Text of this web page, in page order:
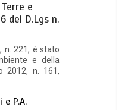
e
del D.Lgs n.
n. 221, è stato
e della
2012, n. 161,
e P.A.